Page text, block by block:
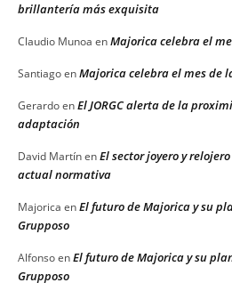
brillantería más exquisita
Claudio Munoa enMajorica celebra el
SantiagoenMajorica celebra el mes de
GerardoenEl JORGC alerta de la
adaptación
David MartínenEl sector joyero y
actual normativa
Majorica enEl futuro de Majorica y su
Grupposo
AlfonsoenEl futuro de Majorica y su
Grupposo